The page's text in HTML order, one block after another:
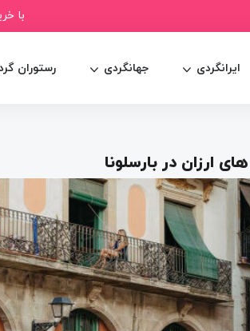
با
ایرانگردی جهانگردی رستوران